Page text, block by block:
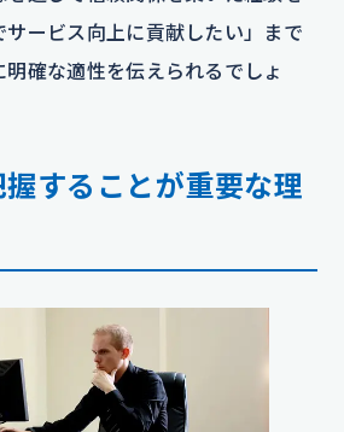
ービス向上に貢献したい」まで
確な適性を伝えられるでしょ
することが重要な理